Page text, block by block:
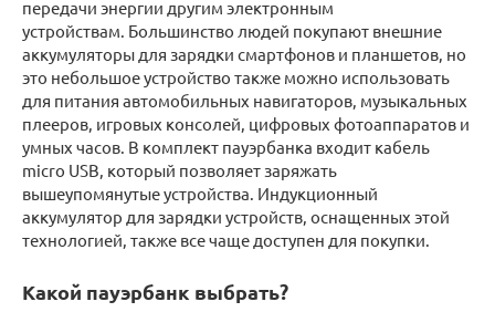
передачи энергии другим электронным
устройствам. Большинство людей покупают внешние
аккумуляторы для зарядки смартфонов и планшетов, но
это небольшое устройство также можно использовать
для питания автомобильных навигаторов, музыкальных
плееров, игровых консолей, цифровых фотоаппаратов и
умных часов. В комплект пауэрбанка входит кабель
micro USB, который позволяет заряжать
вышеупомянутые устройства. Индукционный
аккумулятор для зарядки устройств, оснащенных этой
технологией, также все чаще доступен для покупки.
Какой пауэрбанк выбрать?